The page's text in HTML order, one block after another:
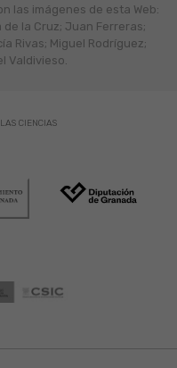
las imágenes de esta Web:
la Cruz; Juan Ferreras;
Rivas; Miguel Rodríguez;
Valdivieso.
CIENCIAS